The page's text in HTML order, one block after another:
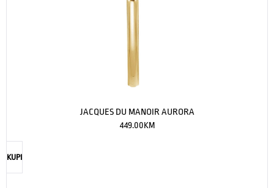
JACQUES DU MANOIR AURORA
449.00KM
KUPI